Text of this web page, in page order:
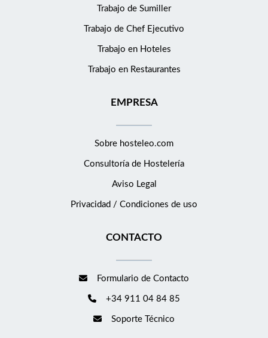
Trabajo de Sumiller
Trabajo de Chef Ejecutivo
Trabajo en Hoteles
Trabajo en Restaurantes
EMPRESA
Sobre hosteleo.com
Consultoría de Hostelería
Aviso Legal
Privacidad / Condiciones de uso
CONTACTO
Formulario de Contacto
+34 911 04 84 85
Soporte Técnico